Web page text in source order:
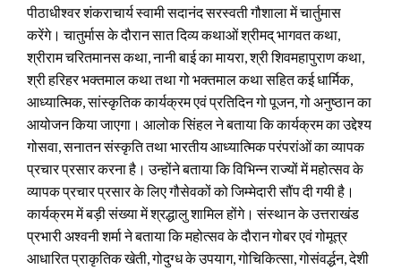
पीठाधीश्वर शंकराचार्य स्वामी सदानंद सरस्वती गौशाला में चार्तुमास
करेंगे। चातुर्मास के दौरान सात दिव्य कथाओं श्रीमद् भागवत कथा,
श्रीराम चरितमानस कथा, नानी बाई का मायरा, श्री शिवमहापुराण कथा,
श्री हरिहर भक्तमाल कथा तथा गो भक्तमाल कथा सहित कई धार्मिक,
आध्यात्मिक, सांस्कृतिक कार्यक्रम एवं प्रतिदिन गो पूजन, गो अनुष्ठान का
आयोजन किया जाएगा। आलोक सिंहल ने बताया कि कार्यक्रम का उद्देश्य
गोसवा, सनातन संस्कृति तथा भारतीय आध्यात्मिक परंपरांओं का व्यापक
प्रचार प्रसार करना है। उन्होंने बताया कि विभिन्न राज्यों में महोत्सव के
व्यापक प्रचार प्रसार के लिए गौसेवकों को जिम्मेदारी सौंप दी गयी है।
कार्यक्रम में बड़ी संख्या में श्रद्धालु शामिल होंगे। संस्थान के उत्तराखंड
प्रभारी अश्वनी शर्मा ने बताया कि महोत्सव के दौरान गोबर एवं गोमूत्र
आधारित प्राकृतिक खेती, गोदुग्ध के उपयाग, गोचिकित्सा, गोसंवर्द्धन, देशी